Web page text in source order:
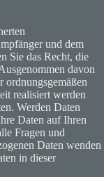
und dem
Sie das Recht, die
davon
ordnungsgemäßen
realisiert werden
Werden Daten
Daten auf Ihren
Fragen und
Daten wenden
in dieser